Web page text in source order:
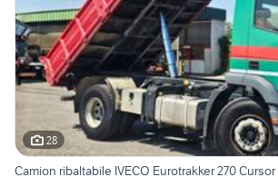
28
Camion ribaltabile IVECO Eurotrakker 270